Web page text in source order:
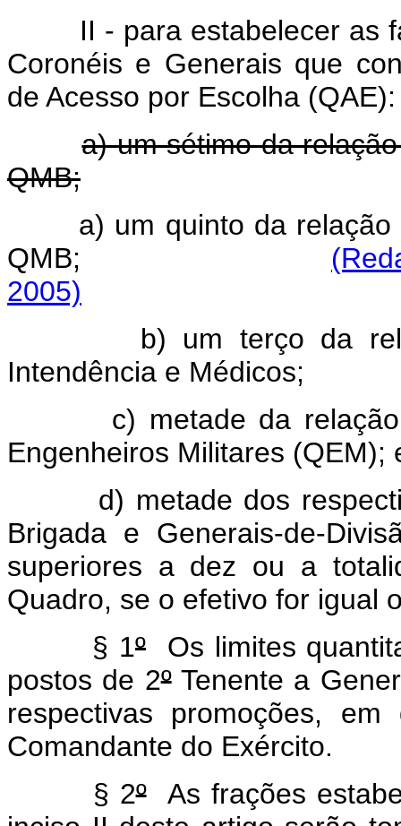
II - para estabelecer as
Coronéis e Generais que
de Acesso por Escolha (QAE):
a) um sétimo da
QMB;
a) um quinto da
QMB;
2005)
b) um terço da
Intendência e Médicos;
c) metade da
Engenheiros Militares (QEM);
d) metade dos
Brigada e Generais-de-
superiores a dez ou a
Quadro, se o efetivo for igual
§ 1ºOs limites
postos de 2ºTenente a
respectivas promoções,
Comandante do Exército.
§ 2ºAs frações